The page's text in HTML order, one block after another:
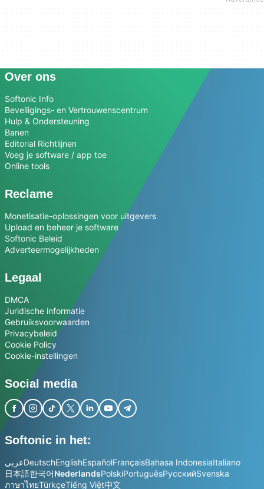
Over ons
Softonic Info
Beveiligings- en Vertrouwenscentrum
Hulp & Ondersteuning
Banen
Editorial Richtlijnen
Voeg je software / app toe
Online tools
Reclame
Monetisatie-oplossingen voor uitgevers
Upload en beheer je software
Softonic Beleid
Adverteermogelijkheden
Legaal
DMCA
Juridische informatie
Gebruiksvoorwaarden
Privacybeleid
Cookie Policy
Cookie-instellingen
Social media
Softonic in het:
عربيDeutschEnglishEspañolFrançaisBahasa IndonesiaItaliano
日本語한국어NederlandsPolskiPortuguêsРусскийSvenska
ภาษาไทยTürkçeTiếng Việt中文